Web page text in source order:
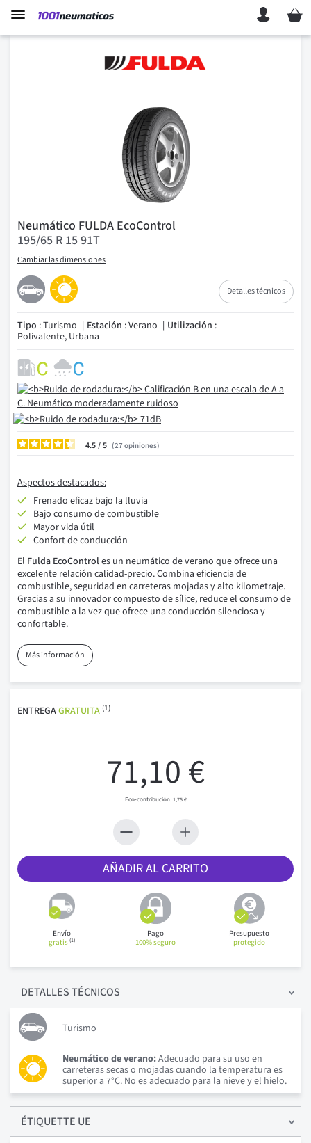
Mi
Neumático FULDA EcoControl
195/65 R 15 91T
Cambiar las dimensiones
Detalles técnicos
Tipo : Turismo Estación : Verano Utilización :
Polivalente, Urbana
4.5/ 27 opiniones
Aspectos destacados:
Frenado eficaz bajo la lluvia
Bajo consumo de combustible
Mayor vida útil
Confort de conducción
El Fulda EcoControles un neumático de verano que ofrece una
excelente relación calidad-precio. Combina eficiencia de
combustible, seguridad en carreteras mojadas y alto kilometraje.
Gracias a su innovador compuesto de sílice, reduce el consumo de
combustible a la vez que ofrece una conducción silenciosa y
confortable.
Más información
ENTREGAGRATUITA (1)
71,10 €
1,75 €
AÑADIR AL CARRITO
Envío
gratis(1)
Pago
100% seguro
Presupuesto
protegido
DETALLESTÉCNICOS
Turismo
Neumático de verano:Adecuado para su uso en
carreteras secas o mojadas cuando la temperatura es
superior a 7°C. No es adecuado para la nieve y el hielo.
ÉTIQUETTE UE